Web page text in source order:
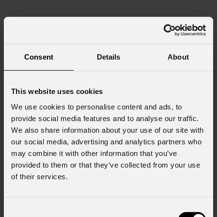
Consent Details About
This website uses cookies
We use cookies to personalise content and ads, to
provide social media features and to analyse our traffic.
We also share information about your use of our site with
our social media, advertising and analytics partners who
may combine it with other information that you’ve
provided to them or that they’ve collected from your use
of their services.